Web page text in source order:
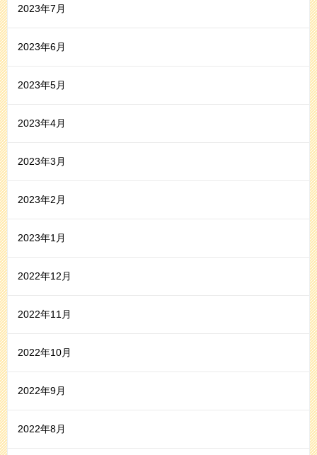
2023年7月
2023年6月
2023年5月
2023年4月
2023年3月
2023年2月
2023年1月
2022年12月
2022年11月
2022年10月
2022年9月
2022年8月